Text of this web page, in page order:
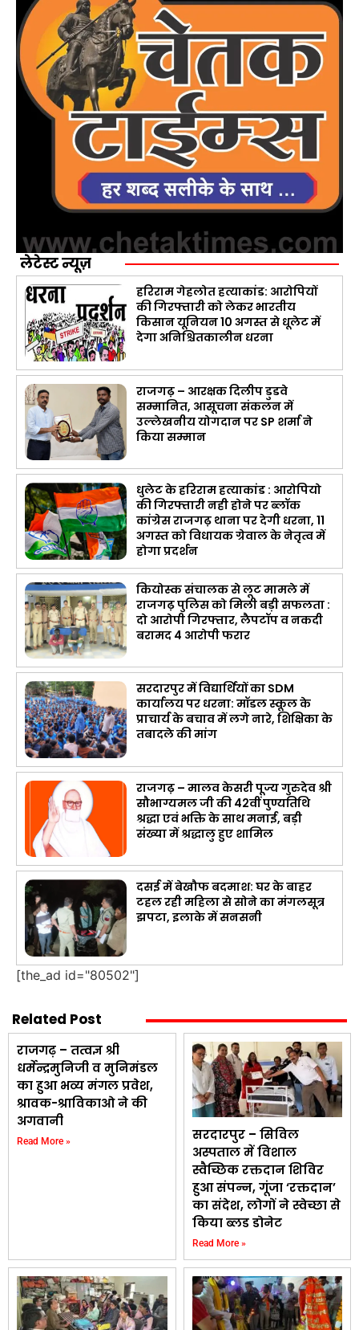
लेटेस्ट न्यूज़
हरिराम गेहलोत हत्याकांड: आरोपियों
की गिरफ्तारी को लेकर भारतीय
किसान यूनियन 10 अगस्त से धूलेट में
देगा अनिश्चितकालीन धरना
राजगढ़ – आरक्षक दिलीप डुडवे
सम्मानित, आसूचना संकलन में
उल्लेखनीय योगदान पर SP शर्मा ने
किया सम्मान
धुलेट के हरिराम हत्याकांड : आरोपियो
की गिरफ्तारी नही होने पर ब्लॉक
कांग्रेस राजगढ़ थाना पर देगी धरना, 11
अगस्त को विधायक ग्रेवाल के नेतृत्व में
होगा प्रदर्शन
कियोस्क संचालक से लूट मामले में
राजगढ़ पुलिस को मिली बड़ी सफलता :
दो आरोपी गिरफ्तार, लैपटॉप व नकदी
बरामद 4 आरोपी फरार
सरदारपुर में विद्यार्थियों का SDM
कार्यालय पर धरना: मॉडल स्कूल के
प्राचार्य के बचाव में लगे नारे, शिक्षिका के
तबादले की मांग
राजगढ़ – मालव केसरी पूज्य गुरुदेव श्री
सौभाग्यमल जी की 42वीं पुण्यतिथि
श्रद्धा एवं भक्ति के साथ मनाई, बड़ी
संख्या में श्रद्धालु हुए शामिल
दसई में बेखौफ बदमाश: घर के बाहर
टहल रही महिला से सोने का मंगलसूत्र
झपटा, इलाके में सनसनी
[the_ad id="80502"]
Related Post
राजगढ़ – तत्वज्ञ श्री
धर्मेन्द्रमुनिजी व मुनिमंडल
का हुआ भव्य मंगल प्रवेश,
श्रावक-श्राविकाओ ने की
अगवानी
Read More »
सरदारपुर – सिविल
अस्पताल में विशाल
स्वैच्छिक रक्तदान शिविर
हुआ संपन्न, गूंजा ‘रक्तदान’
का संदेश, लोगों ने स्वेच्छा से
किया ब्लड डोनेट
Read More »